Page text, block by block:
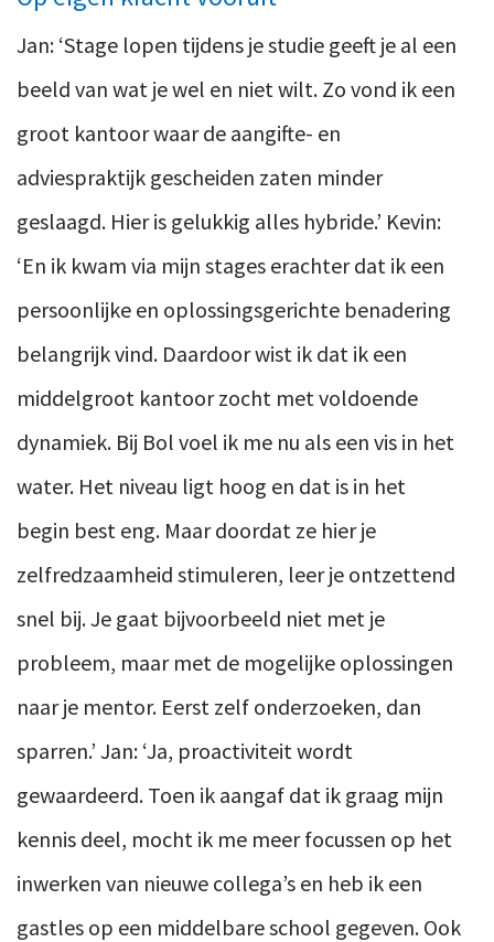
Jan: ‘Stage lopen tijdens je studie geeft je al een
beeld van wat je wel en niet wilt. Zo vond ik een
groot kantoor waar de aangifte- en
adviespraktijk gescheiden zaten minder
geslaagd. Hier is gelukkig alles hybride.’ Kevin:
‘En ik kwam via mijn stages erachter dat ik een
persoonlijke en oplossingsgerichte benadering
belangrijk vind. Daardoor wist ik dat ik een
middelgroot kantoor zocht met voldoende
dynamiek. Bij Bol voel ik me nu als een vis in het
water. Het niveau ligt hoog en dat is in het
begin best eng. Maar doordat ze hier je
zelfredzaamheid stimuleren, leer je ontzettend
snel bij. Je gaat bijvoorbeeld niet met je
probleem, maar met de mogelijke oplossingen
naar je mentor. Eerst zelf onderzoeken, dan
sparren.’ Jan: ‘Ja, proactiviteit wordt
gewaardeerd. Toen ik aangaf dat ik graag mijn
kennis deel, mocht ik me meer focussen op het
inwerken van nieuwe collega’s en heb ik een
gastles op een middelbare school gegeven. Ook